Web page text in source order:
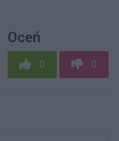
Oceń
0 0